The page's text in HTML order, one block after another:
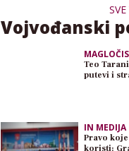
Vojvođanski
Teo
putevi i
IN MEDIJA
Pravo
koristi: